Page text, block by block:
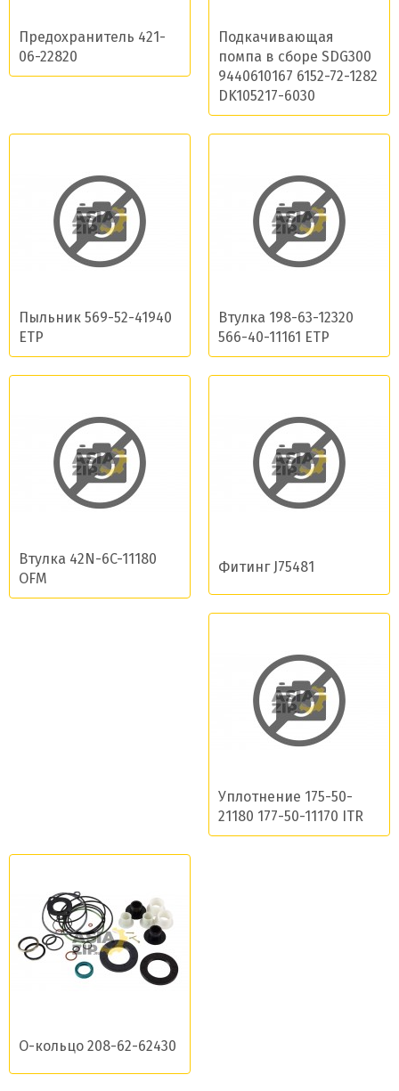
Предохранитель 421-
06-22820
Подкачивающая
помпа в сборе SDG300
9440610167 6152-72-1282
DK105217-6030
Пыльник 569-52-41940
ETP
Втулка 198-63-12320
566-40-11161 ETP
Втулка 42N-6C-11180
OFM
Фитинг J75481
Уплотнение 175-50-
21180 177-50-11170 ITR
О-кольцо 208-62-62430